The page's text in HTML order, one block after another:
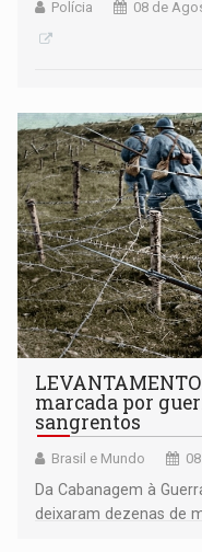
Polícia 08 de
marcada por
sangrentos
Brasil e Mundo
Da Cabanagem à
deixaram dezenas de